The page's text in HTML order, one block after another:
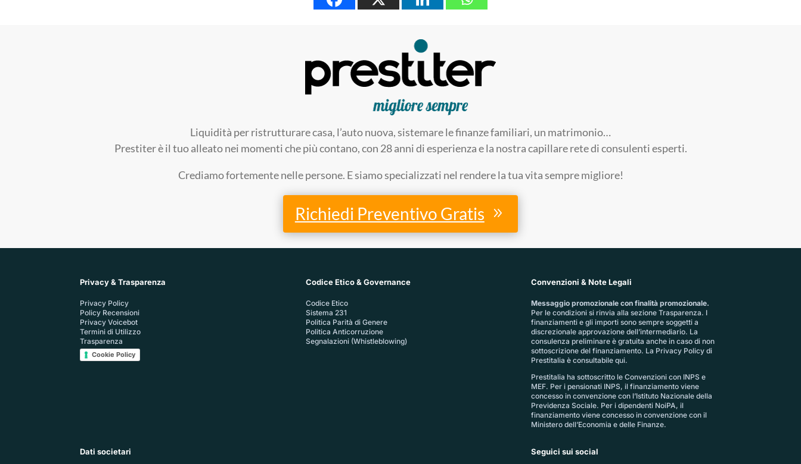
Liquidità per ristrutturare casa, l’auto nuova, sistemare le finanze familiari, un matrimonio…
Prestiter è il tuo alleato nei momenti che più contano, con 28 anni di esperienza e la nostra capillare rete di consulenti esperti.
Crediamo fortemente nelle persone. E siamo specializzati nel rendere la tua vita sempre migliore!
Richiedi Preventivo Gratis
Privacy & Trasparenza
Privacy Policy
Policy Recensioni
Privacy Voicebot
Termini di Utilizzo
Trasparenza
Cookie Policy
Codice Etico & Governance
Codice Etico
Sistema 231
Politica Parità di Genere
Politica Anticorruzione
Segnalazioni (Whistleblowing)
Convenzioni & Note Legali
Messaggio promozionale con finalità promozionale.
Per le condizioni si rinvia alla sezione Trasparenza. I
finanziamenti e gli importi sono sempre soggetti a
discrezionale approvazione dell’intermediario. La
consulenza preliminare è gratuita anche in caso di non
sottoscrizione del finanziamento. La Privacy Policy di
Prestitalia è consultabile qui.
Prestitalia ha sottoscritto le Convenzioni con INPS e
MEF. Per i pensionati INPS, il finanziamento viene
concesso in convenzione con l’Istituto Nazionale della
Previdenza Sociale. Per i dipendenti NoiPA, il
finanziamento viene concesso in convenzione con il
Ministero dell’Economia e delle Finanze.
Dati societari Seguici sui social